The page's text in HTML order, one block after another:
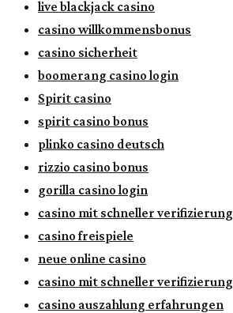
live blackjack casino
casino willkommensbonus
casino sicherheit
boomerang casino login
Spirit casino
spirit casino bonus
plinko casino deutsch
rizzio casino bonus
gorilla casino login
casino mit schneller verifizierung
casino freispiele
neue online casino
casino mit schneller verifizierung
casino auszahlung erfahrungen